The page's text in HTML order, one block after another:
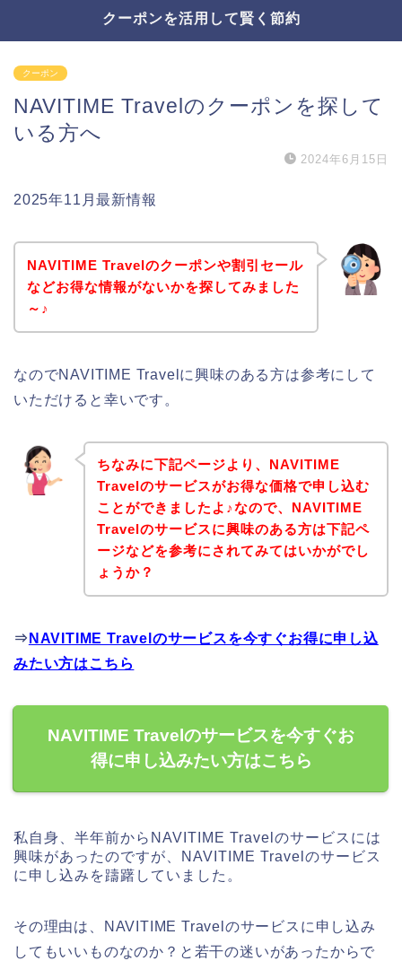
クーポンを活用して賢く節約
クーポン
NAVITIME Travelのクーポンを探して
いる方へ
2024年6月15日
2025年11月最新情報
NAVITIME Travelのクーポンや割引セール
などお得な情報がないかを探してみました
～♪
なのでNAVITIME Travelに興味のある方は参考にして
いただけると幸いです。
ちなみに下記ページより、NAVITIME
Travelのサービスがお得な価格で申し込む
ことができましたよ♪なので、NAVITIME
Travelのサービスに興味のある方は下記ペ
ージなどを参考にされてみてはいかがでし
ょうか？
⇒ NAVITIME Travelのサービスを今すぐお得に申し込
みたい方はこちら
NAVITIME Travelのサービスを今すぐお
得に申し込みたい方はこちら
私自身、半年前からNAVITIME Travelのサービスには
興味があったのですが、NAVITIME Travelのサービス
に申し込みを躊躇していました。
その理由は、NAVITIME Travelのサービスに申し込み
してもいいものなのか？と若干の迷いがあったからで